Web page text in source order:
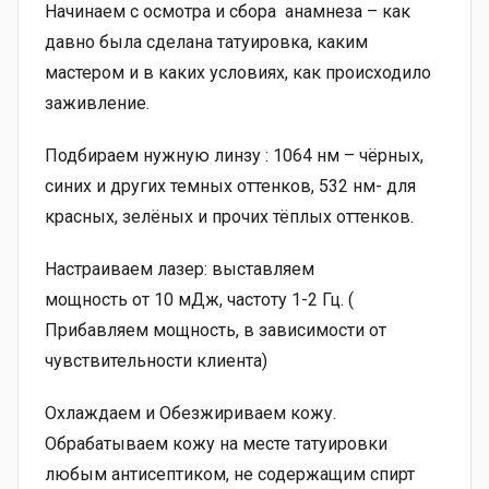
Начинаем с осмотра и сбора анамнеза – как
давно была сделана татуировка, каким
мастером и в каких условиях, как происходило
заживление.
Подбираем нужную линзу : 1064 нм – чёрных,
синих и других темных оттенков, 532 нм- для
красных, зелёных и прочих тёплых оттенков.
Настраиваем лазер: выставляем
мощность от 10 мДж, частоту 1-2 Гц. (
Прибавляем мощность, в зависимости от
чувствительности клиента)
Охлаждаем и Обезжириваем кожу.
Обрабатываем кожу на месте татуировки
любым антисептиком, не содержащим спирт